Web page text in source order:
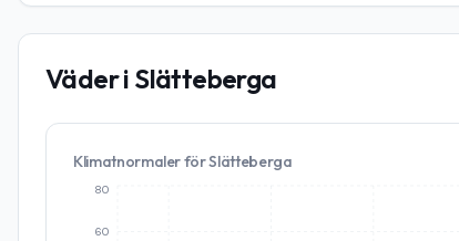
Väder i Slätteberga
Klimatnormaler förSlätteberga
60
80